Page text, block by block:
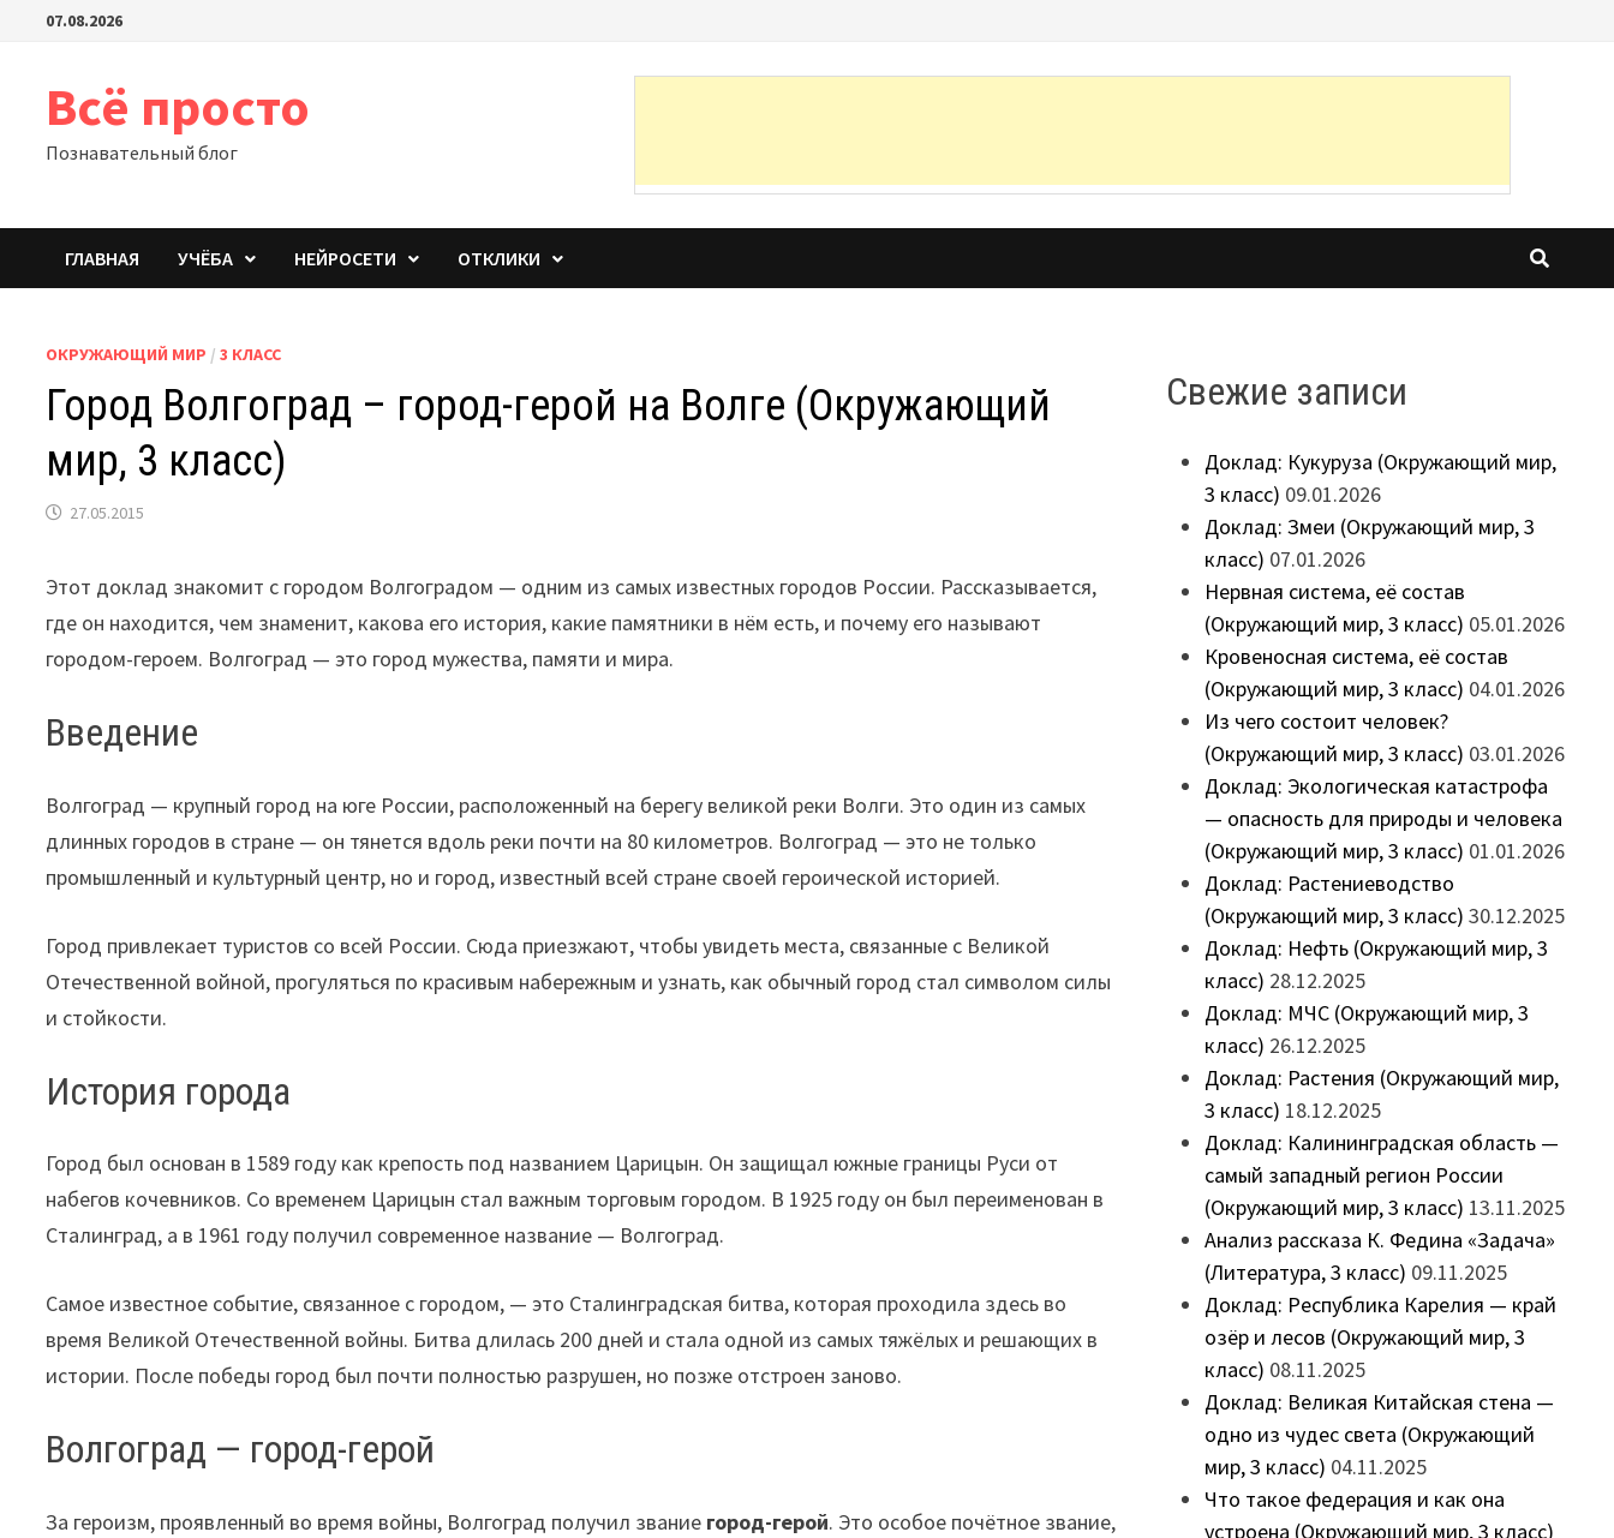
Перейти07.08.2026
Всё просто
Познавательный блог
ГЛАВНАЯ УЧЁБА НЕЙРОСЕТИ ОТКЛИКИ
ОКРУЖАЮЩИЙ МИР /3 КЛАСС
Город Волгоград – город-герой на Волге (Окружающий
мир, 3 класс)
27.05.2015
Этот доклад знакомит с городом Волгоградом — одним из самых известных городов России. Рассказывается,
где он находится, чем знаменит, какова его история, какие памятники в нём есть, и почему его называют
городом-героем. Волгоград — это город мужества, памяти и мира.
Введение
Волгоград — крупный город на юге России, расположенный на берегу великой реки Волги. Это один из самых
длинных городов в стране — он тянется вдоль реки почти на 80 километров. Волгоград — это не только
промышленный и культурный центр, но и город, известный всей стране своей героической историей.
Город привлекает туристов со всей России. Сюда приезжают, чтобы увидеть места, связанные с Великой
Отечественной войной, прогуляться по красивым набережным и узнать, как обычный город стал символом силы
и стойкости.
История города
Город был основан в 1589 году как крепость под названием Царицын. Он защищал южные границы Руси от
набегов кочевников. Со временем Царицын стал важным торговым городом. В 1925 году он был переименован в
Сталинград, а в 1961 году получил современное название — Волгоград.
Самое известное событие, связанное с городом, — это Сталинградская битва, которая проходила здесь во
время Великой Отечественной войны. Битва длилась 200 дней и стала одной из самых тяжёлых и решающих в
истории. После победы город был почти полностью разрушен, но позже отстроен заново.
Волгоград — город-герой
За героизм, проявленный во время войны, Волгоград получил звание город-герой. Это особое почётное звание,
Свежие записи
Доклад: Кукуруза (Окружающий мир,
3 класс) 09.01.2026
Доклад: Змеи (Окружающий мир, 3
класс) 07.01.2026
Нервная система, её состав
(Окружающий мир, 3 класс) 05.01.2026
Кровеносная система, её состав
(Окружающий мир, 3 класс) 04.01.2026
Из чего состоит человек?
(Окружающий мир, 3 класс) 03.01.2026
Доклад: Экологическая катастрофа
— опасность для природы и человека
(Окружающий мир, 3 класс) 01.01.2026
Доклад: Растениеводство
(Окружающий мир, 3 класс) 30.12.2025
Доклад: Нефть (Окружающий мир, 3
класс) 28.12.2025
Доклад: МЧС (Окружающий мир, 3
класс) 26.12.2025
Доклад: Растения (Окружающий мир,
3 класс) 18.12.2025
Доклад: Калининградская область —
самый западный регион России
(Окружающий мир, 3 класс) 13.11.2025
Анализ рассказа К. Федина «Задача»
(Литература, 3 класс) 09.11.2025
Доклад: Республика Карелия — край
озёр и лесов (Окружающий мир, 3
класс) 08.11.2025
Доклад: Великая Китайская стена —
одно из чудес света (Окружающий
мир, 3 класс) 04.11.2025
Что такое федерация и как она
устроена (Окружающий мир, 3 класс)